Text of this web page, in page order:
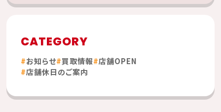
CATEGORY
お知らせ 買取情報 店舗OPEN
店舗休日のご案内